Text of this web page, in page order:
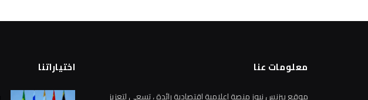
معلومات عنا
موقع بيزنس نيوز منصة إعلامية اقتصادية رائدة ، تسعى لتعزيز
اختياراتنا